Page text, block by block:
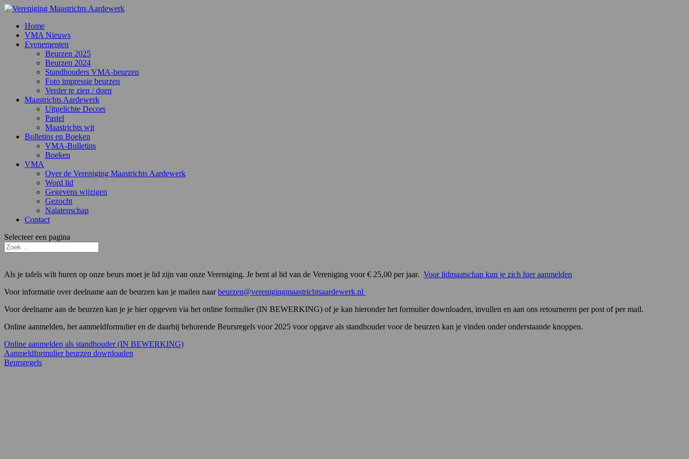
Home
VMA Nieuws
Evenementen
Beurzen 2025
Beurzen 2024
Standhouders VMA-beurzen
Foto impressie beurzen
Verder te zien / doen
Maastrichts Aardewerk
Uitgelichte Decors
Pastel
Maastrichts wit
Bulletins en Boeken
VMA-Bulletins
Boeken
VMA
Over de Vereniging Maastrichts Aardewerk
Word lid
Gegevens wijzigen
Gezocht
Nalatenschap
Contact
Selecteer een pagina
Als je tafels wilt huren op onze beurs moet je lid zijn van onze Vereniging. Je bent al lid van de Vereniging voor € 25,00 per jaar. Voor lidmaatschap kun je zich hier aanmelden
Voor informatie over deelname aan de beurzen kan je mailen naarbeurzen@verenigingmaastrichtsaardewerk.nl
Voor deelname aan de beurzen kan je je hier opgeven via het online formulier (IN BEWERKING) of je kan hieronder het formulier downloaden, invullen en aan ons retourneren per post of per mail.
Online aanmelden, het aanmeldformulier en de daarbij behorende Beursregels voor 2025 voor opgave als standhouder voor de beurzen kan je vinden onder onderstaande knoppen.
Online aanmelden als standhouder (IN BEWERKING)
Aanmeldformulier beurzen downloaden
Beursregels